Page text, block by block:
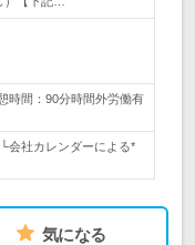
時間：90分時間外労働有
会社カレンダーによる*
気になる